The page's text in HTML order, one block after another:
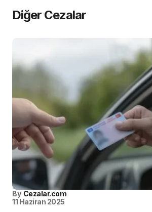
Diğer Cezalar
By Cezalar.com
11 Haziran 2025